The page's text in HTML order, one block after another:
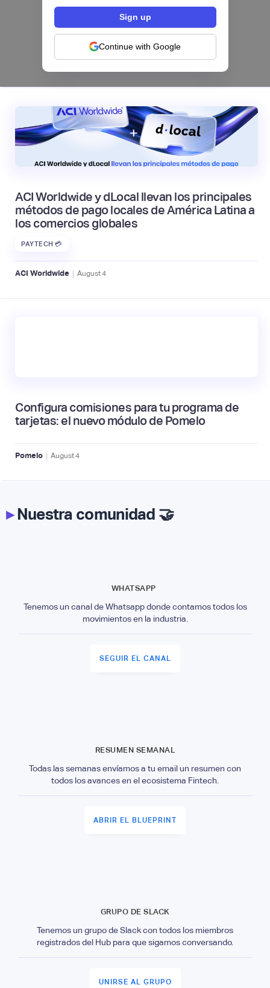
Continue with Google
Los bancos se están dividiendo en dos
categorías frente a la IA | Mambu
August6
ACI Worldwide y dLocal llevan los principales
métodos de pago locales de América Latina a
los comercios globales
PAYTECH 💳
ACI Worldwide | August4
Configura comisiones para tu programa de
tarjetas: el nuevo módulo de Pomelo
Pomelo | August4
▸Nuestra comunidad 🤝
WHATSAPP
Tenemos un canal de Whatsapp donde contamos todos los
movimientos en la industria.
SEGUIR EL CANAL
RESUMEN SEMANAL
Todas las semanas envíamos a tu email un resumen con
todos los avances en el ecosistema Fintech.
ABRIR EL BLUEPRINT
GRUPO DE SLACK
Tenemos un grupo de Slack con todos los miembros
registrados del Hub para que sigamos conversando.
UNIRSE AL GRUPO